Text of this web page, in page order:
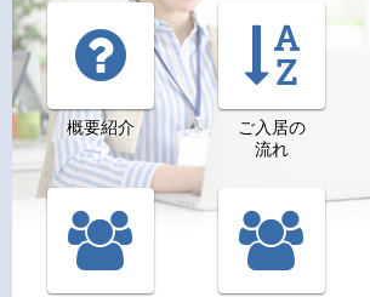
概要紹介
ご入居の
流れ